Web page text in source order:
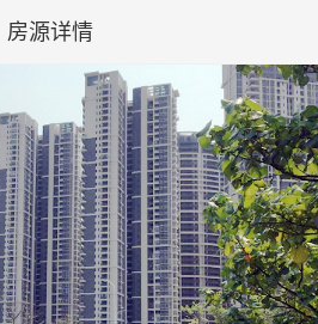
房源详情